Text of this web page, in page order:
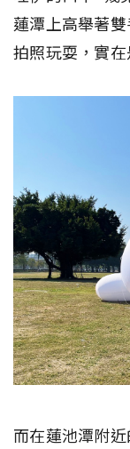
蓮潭上高舉著
拍照玩耍，實在
而在蓮池潭附